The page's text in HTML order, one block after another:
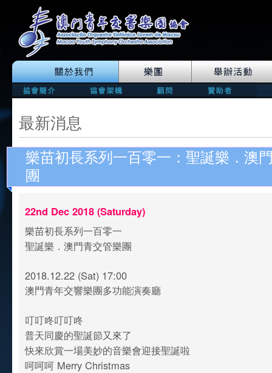
最新消息
樂苗初長系列一百零一：聖誕樂．澳
團
22nd Dec 2018 (Saturday)
樂苗初長系列一百零一
聖誕樂．澳門青交管樂團
2018.12.22 (Sat) 17:00
澳門青年交響樂團多功能演奏廳
叮叮咚叮叮咚
普天同慶的聖誕節又來了
快來欣賞一場美妙的音樂會迎接聖誕啦
呵呵呵 Merry Christmas